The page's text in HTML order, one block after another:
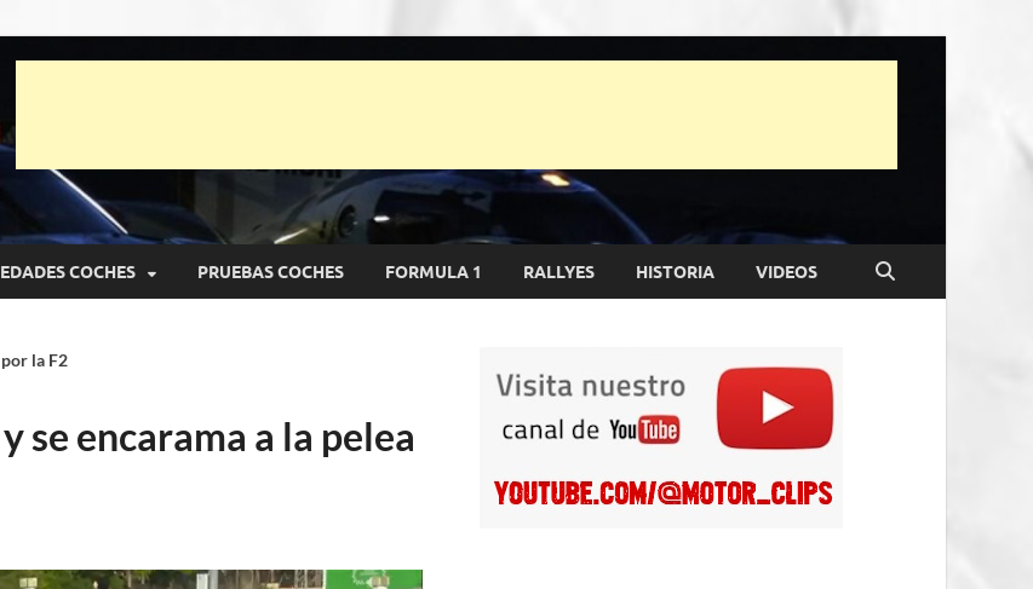
Net
COCHES PRUEBAS COCHES FORMULA 1 RALLYES HISTORIA VIDEOS
la F2
se encarama a la pelea